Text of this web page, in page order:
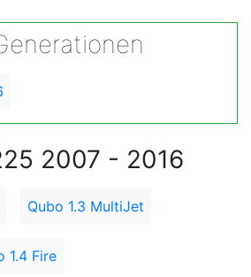
2007 - 2016
Qubo 1.3 MultiJet
1.4 Fire